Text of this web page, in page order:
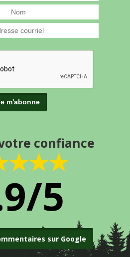
confiance
5
sur Google